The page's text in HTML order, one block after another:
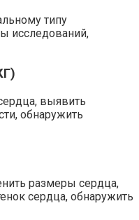
типу
исследований,
выявить
обнаружить
размеры сердца,
сердца, обнаружить